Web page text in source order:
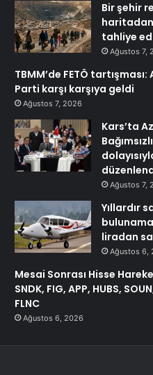
Bir şehir
tahliye
Ağustos 7,
TBMM’de FETÖ tartışması:
Parti karşı karşıya geldi
Ağustos 7, 2026
Kars’ta
Ağustos 7,
Yıllardır
liradan
Ağustos 6,
Mesai Sonrası Hisse
SNDK, FIG, APP, HUBS,
FLNC
Ağustos 6, 2026